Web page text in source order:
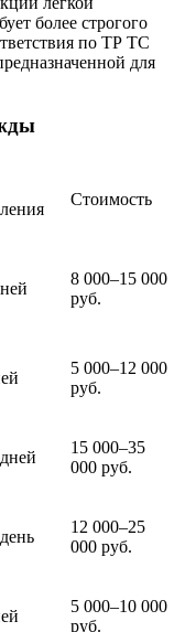
более строгого
по ТР ТС
для
Стоимость
8 000–15 000
руб.
5 000–12 000
руб.
15 000–35
000 руб.
12 000–25
000 руб.
5 000–10 000
руб.